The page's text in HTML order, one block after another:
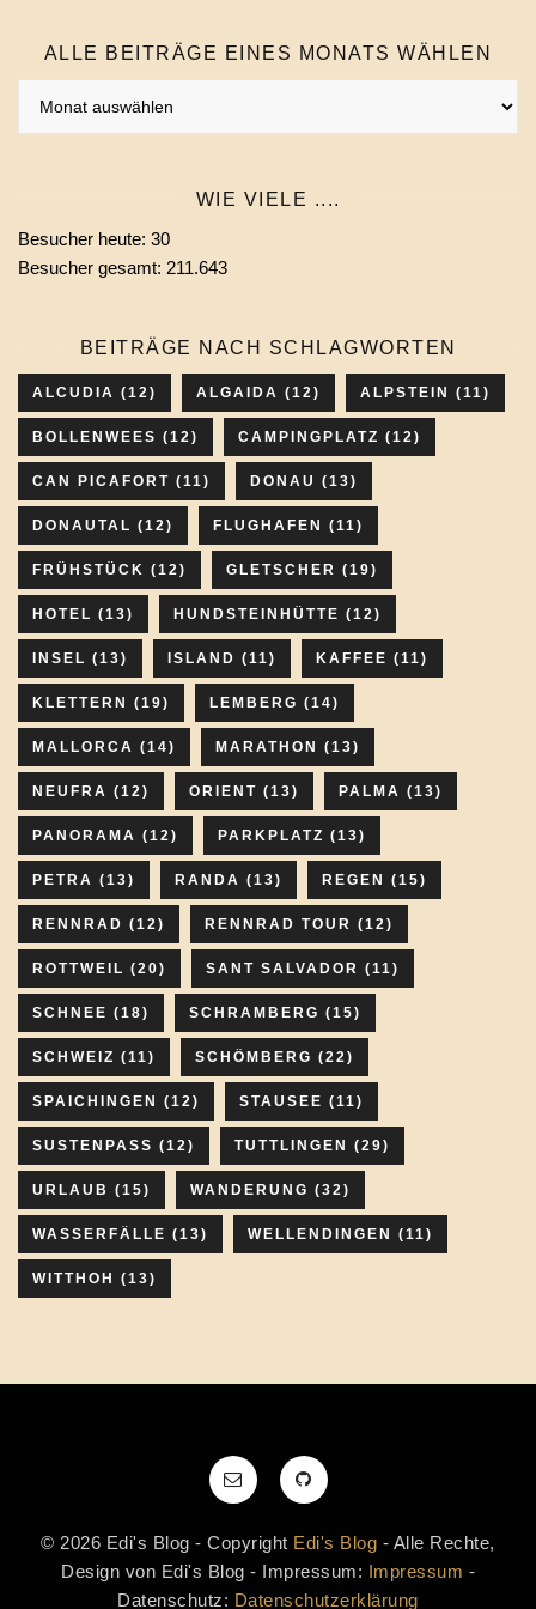
ALLE BEITRÄGE EINES MONATS WÄHLEN
wählen
WIE VIELE ....
Besucher heute: 30
Besucher gesamt: 211.643
BEITRÄGE NACH SCHLAGWORTEN
ALCUDIA (12) ALGAIDA (12) ALPSTEIN (11)
BOLLENWEES (12) CAMPINGPLATZ (12)
CAN PICAFORT (11) DONAU (13)
DONAUTAL (12) FLUGHAFEN (11)
FRÜHSTÜCK (12) GLETSCHER (19)
HOTEL (13) HUNDSTEINHÜTTE (12)
INSEL (13) ISLAND (11) KAFFEE (11)
KLETTERN (19) LEMBERG (14)
MALLORCA (14) MARATHON (13)
NEUFRA (12) ORIENT (13) PALMA (13)
PANORAMA (12) PARKPLATZ (13)
PETRA (13) RANDA (13) REGEN (15)
RENNRAD (12) RENNRAD TOUR (12)
ROTTWEIL (20) SANT SALVADOR (11)
SCHNEE (18) SCHRAMBERG (15)
SCHWEIZ (11) SCHÖMBERG (22)
SPAICHINGEN (12) STAUSEE (11)
SUSTENPASS (12) TUTTLINGEN (29)
URLAUB (15) WANDERUNG (32)
WASSERFÄLLE (13) WELLENDINGEN (11)
WITTHOH (13)
© 2026 Edi's Blog - Copyright Edi's Blog - Alle Rechte,
Design von Edi's Blog - Impressum: Impressum -
Datenschutz: Datenschutzerklärung